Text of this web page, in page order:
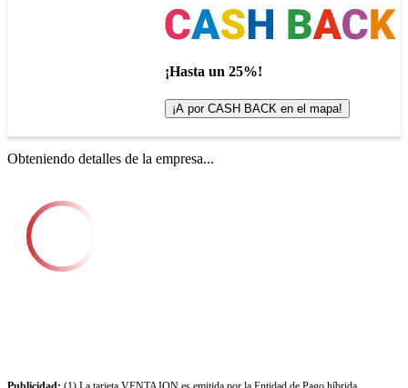
¡Hasta un 25%!
¡A por CASH BACK en el mapa!
Obteniendo detalles de la empresa...